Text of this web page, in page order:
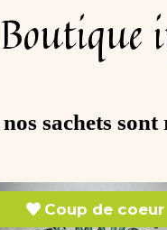
sachets
Coup de coeur